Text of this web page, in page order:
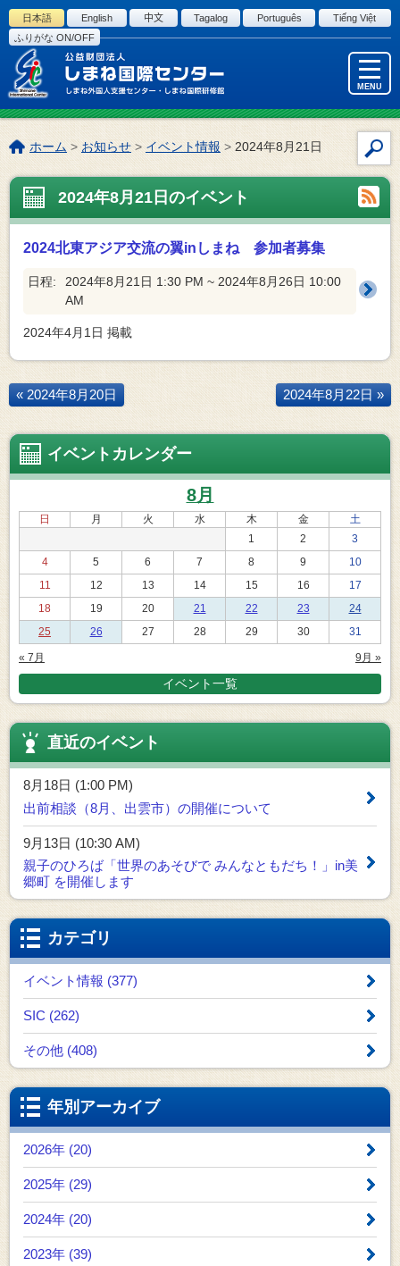
このページの本文へ
日本語 English 中文 Tagalog Português
Tiếng Việt
ふりがな ON/OFF
MENU
イ
ト
内
こ
の
ペ
ジ
ホーム> お知らせ> イベント情報 >2024年8月21日
2024年8月21日のイベント
2024北東アジア交流の翼inしまね 参加者募集
日程:
2024年8月21日 1:30 PM ~ 2024年8月26日 10:00
AM
2024年4月1日 掲載
« 2024年8月20日 2024年8月22日 »
イベントカレンダー
8月
日 月 火 水 木 金
土
1
2
3
4
5 6 7 8 9
10
11
12 13 14 15 16
17
18
19 20 21 22 23
24
25
26 27 28 29 30 31
« 7月 9月 »
イベント一覧
直近のイベント
8月18日 (1:00 PM)
出前相談（8月、出雲市）の開催について
9月13日 (10:30 AM)
親子のひろば「世界のあそびで みんなともだち！」in美
郷町 を開催します
カテゴリ
イベント情報 (377)
SIC (262)
その他 (408)
年別アーカイブ
2026年 (20)
2025年 (29)
2024年 (20)
2023年 (39)